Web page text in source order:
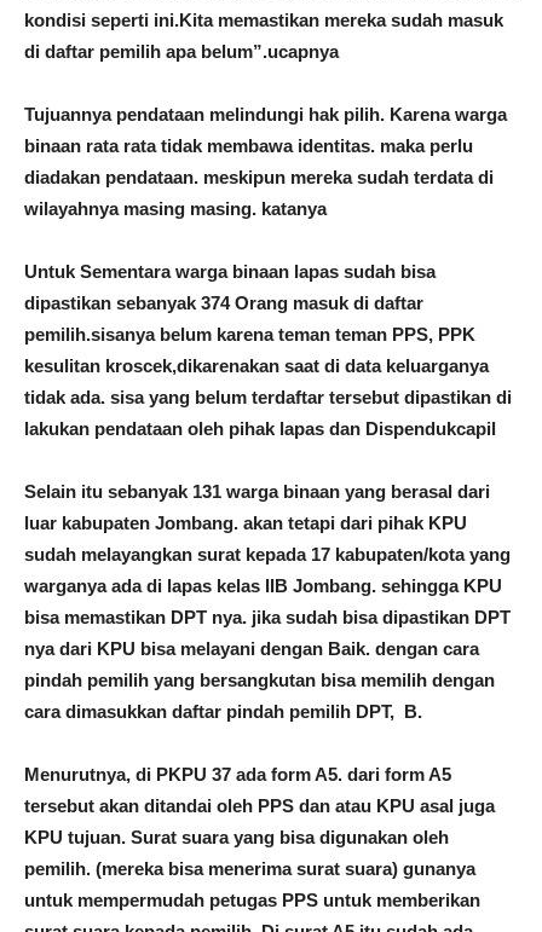
kondisi seperti ini.Kita memastikan mereka sudah masuk
di daftar pemilih apa belum”.ucapnya
Tujuannya pendataan melindungi hak pilih. Karena warga
binaan rata rata tidak membawa identitas. maka perlu
diadakan pendataan. meskipun mereka sudah terdata di
wilayahnya masing masing. katanya
Untuk Sementara warga binaan lapas sudah bisa
dipastikan sebanyak 374 Orang masuk di daftar
pemilih.sisanya belum karena teman teman PPS, PPK
kesulitan kroscek,dikarenakan saat di data keluarganya
tidak ada. sisa yang belum terdaftar tersebut dipastikan di
lakukan pendataan oleh pihak lapas dan Dispendukcapil
Selain itu sebanyak 131 warga binaan yang berasal dari
luar kabupaten Jombang. akan tetapi dari pihak KPU
sudah melayangkan surat kepada 17 kabupaten/kota yang
warganya ada di lapas kelas IIB Jombang. sehingga KPU
bisa memastikan DPT nya. jika sudah bisa dipastikan DPT
nya dari KPU bisa melayani dengan Baik. dengan cara
pindah pemilih yang bersangkutan bisa memilih dengan
cara dimasukkan daftar pindah pemilih DPT, B.
Menurutnya, di PKPU 37 ada form A5. dari form A5
tersebut akan ditandai oleh PPS dan atau KPU asal juga
KPU tujuan. Surat suara yang bisa digunakan oleh
pemilih. (mereka bisa menerima surat suara) gunanya
untuk mempermudah petugas PPS untuk memberikan